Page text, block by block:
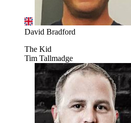
David Bradford
The Kid
Tim Tallmadge